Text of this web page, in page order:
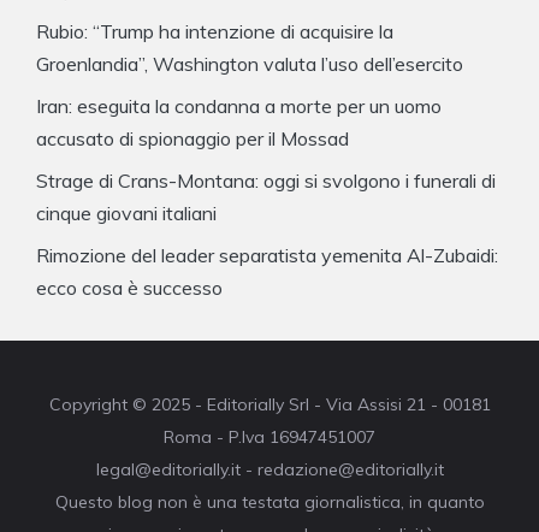
Rubio: “Trump ha intenzione di acquisire la
Groenlandia”, Washington valuta l’uso dell’esercito
Iran: eseguita la condanna a morte per un uomo
accusato di spionaggio per il Mossad
Strage di Crans-Montana: oggi si svolgono i funerali di
cinque giovani italiani
Rimozione del leader separatista yemenita Al-Zubaidi:
ecco cosa è successo
Copyright © 2025 - Editorially Srl - Via Assisi 21 - 00181
Roma - P.Iva 16947451007
legal@editorially.it - redazione@editorially.it
Questo blog non è una testata giornalistica, in quanto